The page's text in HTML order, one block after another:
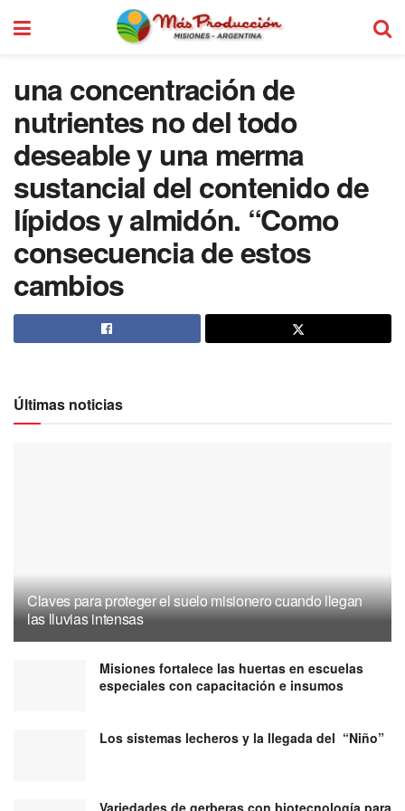
una concentración de
nutrientes no del todo
deseable y una merma
sustancial del contenido de
lípidos y almidón. “Como
consecuencia de estos
cambios
Últimas noticias
Claves para proteger el suelo misionero cuando llegan
las lluvias intensas
Misiones fortalece las huertas en escuelas
especiales con capacitación e insumos
Los sistemas lecheros y la llegada del “Niño”